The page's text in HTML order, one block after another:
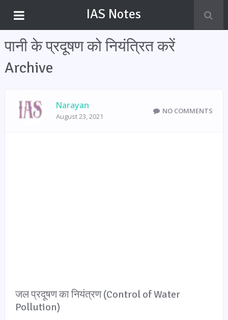
IAS Notes
पानी के प्रदूषण को नियंत्रित करें
Archive
Narayan
August 23, 2021
NO COMMENTS
जल प्रदूषण का नियंत्रण (Control of Water
Pollution)